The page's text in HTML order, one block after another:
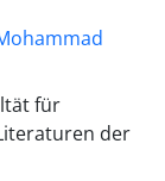
für
der